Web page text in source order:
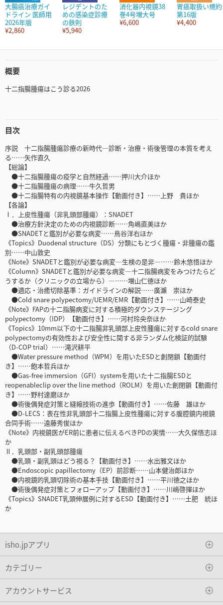
大腸癌治療ガイ
ドライン 医師用
2026年版
¥2,860
レジデントのた
めの感染症診療
の鉄則
¥5,940
消化器内視鏡38
巻4号増大号
¥6,600
胃癌取扱い規約
第16版
¥4,400
概要
十二指腸腫瘍はこう診る2026
目次
序説 十二指腸腫瘍診療の新時代―診断・治療・術後管理の本質を考え
る……矢作直久
【総論】
●十二指腸腫瘍の疫学と自然経過……押川大介ほか
●十二指腸腫瘍の病理……牛久哲男
●十二指腸特有の内視鏡基本操作【動画付き】……上野 貴ほか
【各論】
Ⅰ．上皮性腫瘍（非乳頭部腫瘍）：SNADET
●治療方針決定のための内視鏡診断……角嶋直美ほか
●SNADETと鑑別が必要な病変……鳥谷洋右ほか
《Topics》Duodenal structure（DS）分類にもとづく腫瘍・非腫瘍の鑑
別……中山敦史
《Note》SNADETと鑑別が必要な病変―生検の是非―……鈴木悠悟ほか
《Column》SNADETと鑑別が必要な病変―十二指腸病変をみつけたらど
うするか（クリニックの立場から）―……増山仁徳ほか
●適応・治癒切除基準：ガイドラインの解説……廣瀨 崇ほか
●Cold snare polypectomy/UEMR/EMR【動画付き】……山崎泰史
《Note》FAPの十二指腸病変に対する積極的ダウンステージング
polypectomy（IDP）【動画付き】……河村玲央奈ほか
《Topics》10mm以下の十二指腸非乳頭部上皮性腫瘍に対するcold snare
polypectomyの有効性および安全性に関する非ランダム化検証的試験
（D-COP trial）……滝沢耕平
●Water pressure method（WPM）を用いたESDと創閉鎖【動画付
き】……飽本哲兵ほか
●Gas-free immersion（GFI）systemを用いた十二指腸ESDと
reopenableclip over the line method（ROLM）を用いた創閉鎖【動画付
き】……野村達磨ほか
●術後偶発症対策と縫縮技術の進歩【動画付き】……佐藤 雄ほか
●D-LECS：表在性非乳頭部十二指腸上皮性腫瘍に対する腹腔鏡内視鏡
合同手術……遠藤秀俊ほか
《Note》内視鏡医がER前に患者に伝えるべきPDの実情……大久保悟志ほ
か
Ⅱ．乳頭部・副乳頭部腫瘍
●乳頭・副乳頭はどう視る？【動画付き】……水出雅文ほか
●Endoscopic papillectomy（EP）前診断……山本健治郎ほか
●内視鏡的乳頭切除術の基本手技【動画付き】……平川徳之ほか
●術後偶発症対策とフォローアップ【動画付き】……川嶋啓揮ほか
《Topics》SNADET乳頭伸展例に対するESD【動画付き】……土肥 統ほ
か
isho.jpアプリ
カテゴリー
アカウントサービス